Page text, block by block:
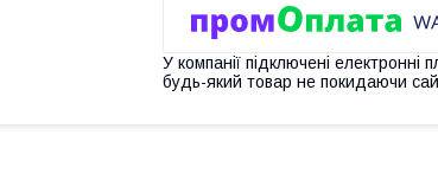
У компанії підключені електронні
будь-який товар не покидаючи